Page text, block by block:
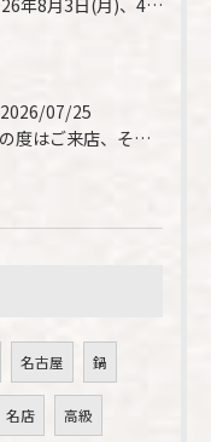
2026年8月3日(月)、4日(火)は、臨時休業させて頂きま...
2026/07/25
この度はご来店、そして素敵なご紹介誠にありがとうございます✨...
名古屋 鍋
名店 高級